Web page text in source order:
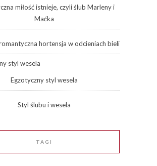
miłość istnieje, czyli ślub Marleny i
Maćka
hortensja w odcieniach bieli
Egzotyczny styl wesela
Styl ślubu i wesela
TAGI